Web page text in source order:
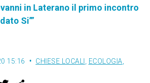
in Laterano il primo incontro
Si’”
15:16 CHIESE LOCALI ECOLOGIA